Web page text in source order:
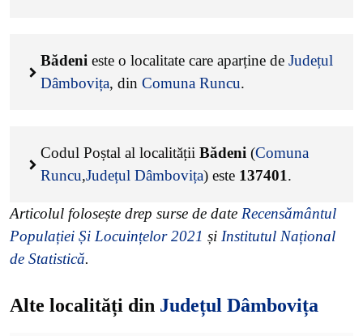
Bădeni este o localitate care aparține de Județul
Dâmbovița, din Comuna Runcu.
Codul Poștal al localității Bădeni (Comuna
Runcu,Județul Dâmbovița) este 137401.
Articolul folosește drep surse de date Recensământul
Populației Și Locuințelor 2021 și Institutul Național
de Statistică.
Alte localități din Județul Dâmbovița